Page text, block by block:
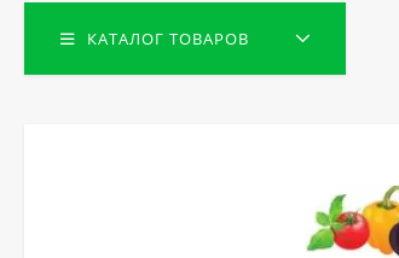
КАТАЛОГ ТОВАРОВ